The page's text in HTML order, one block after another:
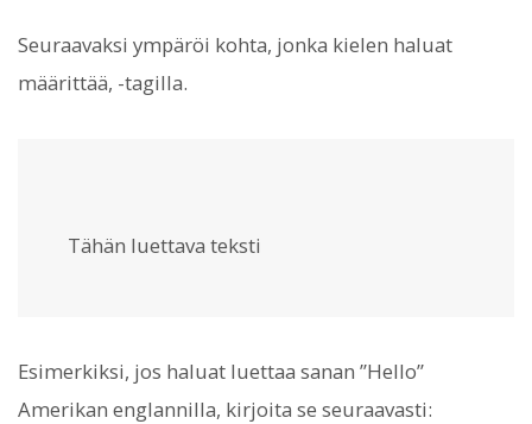
Seuraavaksi ympäröi kohta, jonka kielen haluat
määrittää, -tagilla.
Tähän luettava teksti
Esimerkiksi, jos haluat luettaa sanan ”Hello”
Amerikan englannilla, kirjoita se seuraavasti: